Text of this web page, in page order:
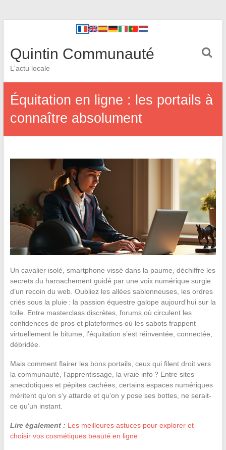
Quintin Communauté
L'actu locale
Équitation en ligne : les portails à
connaître absolument
Un cavalier isolé, smartphone vissé dans la paume, déchiffre les
secrets du harnachement guidé par une voix numérique surgie
d’un recoin du web. Oubliez les allées sablonneuses, les ordres
criés sous la pluie : la passion équestre galope aujourd’hui sur la
toile. Entre masterclass discrètes, forums où circulent les
confidences de pros et plateformes où les sabots frappent
virtuellement le bitume, l’équitation s’est réinventée, connectée,
débridée.
Mais comment flairer les bons portails, ceux qui filent droit vers
la communauté, l’apprentissage, la vraie info ? Entre sites
anecdotiques et pépites cachées, certains espaces numériques
méritent qu’on s’y attarde et qu’on y pose ses bottes, ne serait-
ce qu’un instant.
Lire également : Les meilleures astuces pour explorer et
choisir vos cosmétiques beauté en ligne